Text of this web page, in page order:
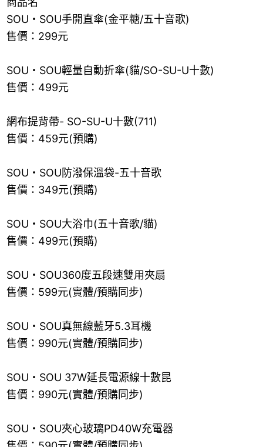
SOU・SOU手開直傘(金平糖/五十音歌)
售價：299元
SOU・SOU輕量自動折傘(貓/SO-SU-U十數)
售價：499元
網布提背帶- SO-SU-U十數(711)
售價：459元(預購)
SOU・SOU防潑保溫袋-五十音歌
售價：349元(預購)
SOU・SOU大浴巾(五十音歌/貓)
售價：499元(預購)
SOU・SOU360度五段速雙用夾扇
售價：599元(實體/預購同步)
SOU・SOU真無線藍牙5.3耳機
售價：990元(實體/預購同步)
SOU・SOU 37W延長電源線十數昆
售價：990元(實體/預購同步)
SOU・SOU夾心玻璃PD40W充電器